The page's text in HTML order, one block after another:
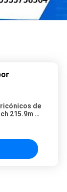
de
215.9m m